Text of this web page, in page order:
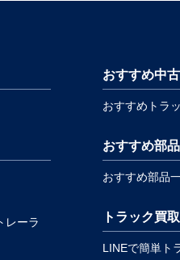
レーラ
おすすめ中
おすすめトラ
おすすめ部
おすすめ部品
トラック買
LINEで簡単ト